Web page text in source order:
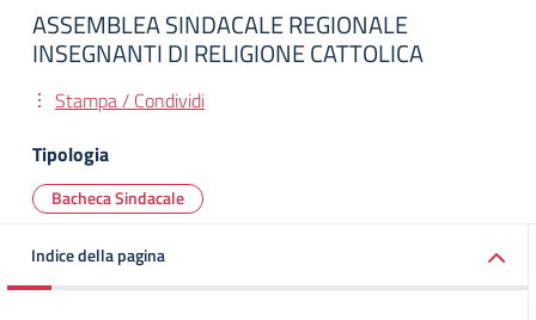
ASSEMBLEA SINDACALE REGIONALE
INSEGNANTI DI RELIGIONE CATTOLICA
Stampa / Condividi
Tipologia
Bacheca Sindacale
Indice della pagina